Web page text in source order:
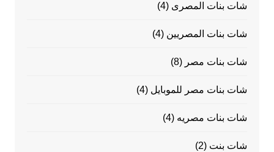
شات بنات المصرى (4)
شات بنات المصريين (4)
شات بنات مصر (8)
شات بنات مصر للموبايل (4)
شات بنات مصريه (4)
شات بنت (2)